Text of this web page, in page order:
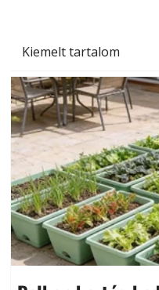
Kiemelt tartalom